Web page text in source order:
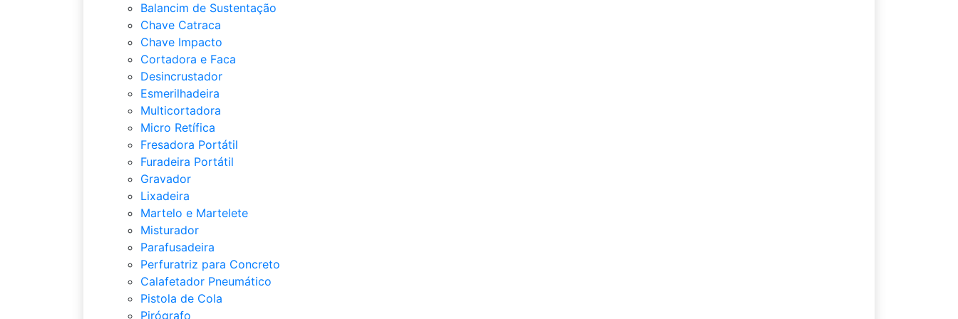
Balancim de Sustentação
Chave Catraca
Chave Impacto
Cortadora e Faca
Desincrustador
Esmerilhadeira
Multicortadora
Micro Retífica
Fresadora Portátil
Furadeira Portátil
Gravador
Lixadeira
Martelo e Martelete
Misturador
Parafusadeira
Perfuratriz para Concreto
Calafetador Pneumático
Pistola de Cola
Pirógrafo